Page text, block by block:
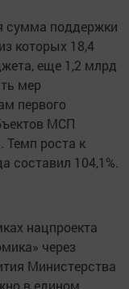
сумма поддержки
которых 18,4
еще 1,2 млрд
мер
первого
МСП
роста к
составил 104,1%.
нацпроекта
через
Министерства
в едином